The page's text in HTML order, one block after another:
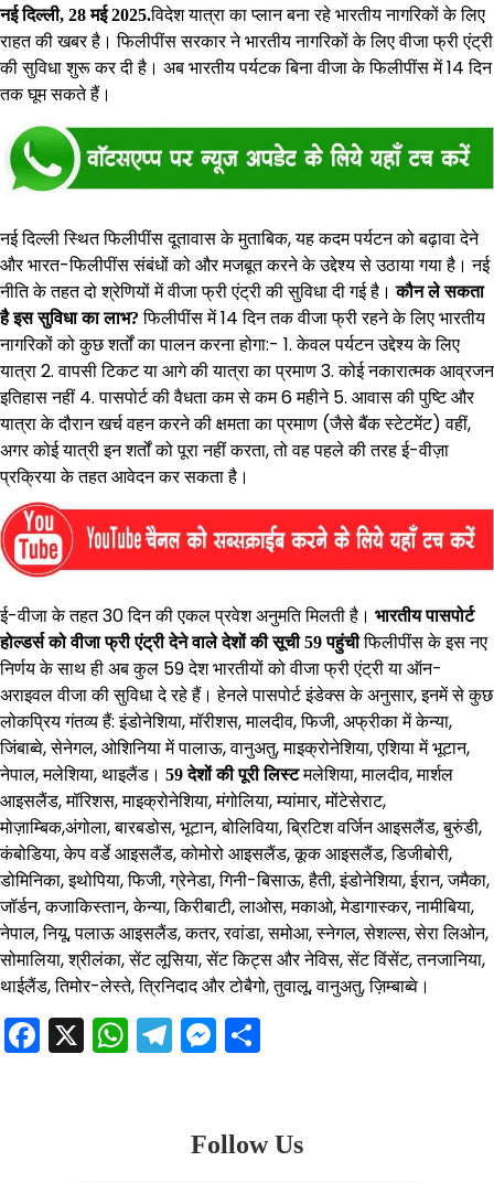
नई दिल्ली, 28 मई 2025.विदेश यात्रा का प्लान बना रहे भारतीय नागरिकों के लिए
राहत की खबर है। फिलीपींस सरकार ने भारतीय नागरिकों के लिए वीजा फ्री एंट्री
की सुविधा शुरू कर दी है। अब भारतीय पर्यटक बिना वीजा के फिलीपींस में 14 दिन
तक घूम सकते हैं।
नई दिल्ली स्थित फिलीपींस दूतावास के मुताबिक, यह कदम पर्यटन को बढ़ावा देने
और भारत-फिलीपींस संबंधों को और मजबूत करने के उद्देश्य से उठाया गया है। नई
नीति के तहत दो श्रेणियों में वीजा फ्री एंट्री की सुविधा दी गई है।कौन ले सकता
है इस सुविधा का लाभ? फिलीपींस में 14 दिन तक वीजा फ्री रहने के लिए भारतीय
नागरिकों को कुछ शर्तों का पालन करना होगा:- 1. केवल पर्यटन उद्देश्य के लिए
यात्रा 2. वापसी टिकट या आगे की यात्रा का प्रमाण 3. कोई नकारात्मक आव्रजन
इतिहास नहीं 4. पासपोर्ट की वैधता कम से कम 6 महीने 5. आवास की पुष्टि और
यात्रा के दौरान खर्च वहन करने की क्षमता का प्रमाण (जैसे बैंक स्टेटमेंट) वहीं,
अगर कोई यात्री इन शर्तों को पूरा नहीं करता, तो वह पहले की तरह ई-वीज़ा
प्रक्रिया के तहत आवेदन कर सकता है।
ई-वीजा के तहत 30 दिन की एकल प्रवेश अनुमति मिलती है। भारतीय पासपोर्ट
होल्डर्स को वीजा फ्री एंट्री देने वाले देशों की सूची 59 पहुंचीफिलीपींस के इस नए
निर्णय के साथ ही अब कुल 59 देश भारतीयों को वीजा फ्री एंट्री या ऑन-
अराइवल वीजा की सुविधा दे रहे हैं। हेनले पासपोर्ट इंडेक्स के अनुसार, इनमें से कुछ
लोकप्रिय गंतव्य हैं: इंडोनेशिया, मॉरीशस, मालदीव, फिजी, अफ्रीका में केन्या,
जिंबाब्वे, सेनेगल, ओशिनिया में पालाऊ, वानुअतु, माइक्रोनेशिया, एशिया में भूटान,
नेपाल, मलेशिया, थाइलैंड। 59 देशों की पूरी लिस्टमलेशिया, मालदीव, मार्शल
आइसलैंड, मॉरिशस, माइक्रोनेशिया, मंगोलिया, म्यांमार, मोंटेसेराट,
मोज़ाम्बिक,अंगोला, बारबडोस, भूटान, बोलिविया, ब्रिटिश वर्जिन आइसलैंड, बुरुंडी,
कंबोडिया, केप वर्डे आइसलैंड, कोमोरो आइसलैंड, कूक आइसलैंड, डिजीबोरी,
डोमिनिका, इथोपिया, फिजी, ग्रेनेडा, गिनी-बिसाऊ, हैती, इंडोनेशिया, ईरान, जमैका,
जॉर्डन, कजाकिस्तान, केन्या, किरीबाटी, लाओस, मकाओ, मेडागास्कर, नामीबिया,
नेपाल, नियू, पलाऊ आइसलैंड, कतर, रवांडा, समोआ, स्नेगल, सेशल्स, सेरा लिओन,
सोमालिया, श्रीलंका, सेंट लूसिया, सेंट किट्स और नेविस, सेंट विंसेंट, तनजानिया,
थाईलैंड, तिमोर-लेस्ते, त्रिनिदाद और टोबैगो, तुवालू, वानुअतु, ज़िम्बाब्वे।
Facebook
X WhatsApp
Telegram
Messenger
Follow Us